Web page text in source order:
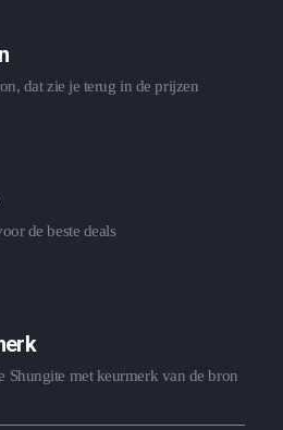
dat zie je terug in de prijzen
de beste deals
Shungite met keurmerk van de bron